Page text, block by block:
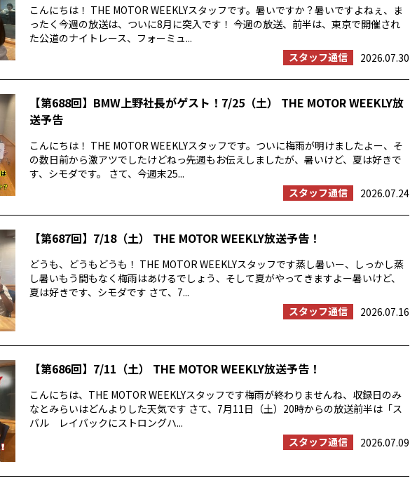
こんにちは！ THE MOTOR WEEKLYスタッフです。暑いですか？暑いですよねぇ、ま
ったく今週の放送は、ついに8月に突入です！ 今週の放送、前半は、東京で開催され
た公道のナイトレース、フォーミュ...
スタッフ通信
2026.07.30
【第688回】BMW上野社長がゲスト！7/25（土） THE MOTOR WEEKLY放
送予告
こんにちは！ THE MOTOR WEEKLYスタッフです。ついに梅雨が明けましたよー、そ
の数日前から激アツでしたけどねっ先週もお伝えしましたが、暑いけど、夏は好きで
す、シモダです。 さて、今週末25...
スタッフ通信
2026.07.24
【第687回】7/18（土） THE MOTOR WEEKLY放送予告！
どうも、どうもどうも！ THE MOTOR WEEKLYスタッフです蒸し暑いー、しっかし蒸
し暑いもう間もなく梅雨はあけるでしょう、そして夏がやってきますよー暑いけど、
夏は好きです、シモダです さて、7...
スタッフ通信
2026.07.16
【第686回】7/11（土） THE MOTOR WEEKLY放送予告！
こんにちは、THE MOTOR WEEKLYスタッフです梅雨が終わりませんね、収録日のみ
なとみらいはどんよりした天気です さて、7月11日（土）20時からの放送前半は「ス
バル レイバックにストロングハ...
スタッフ通信
2026.07.09